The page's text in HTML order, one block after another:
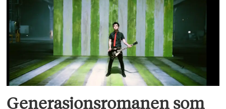
Generasjonsromanen som